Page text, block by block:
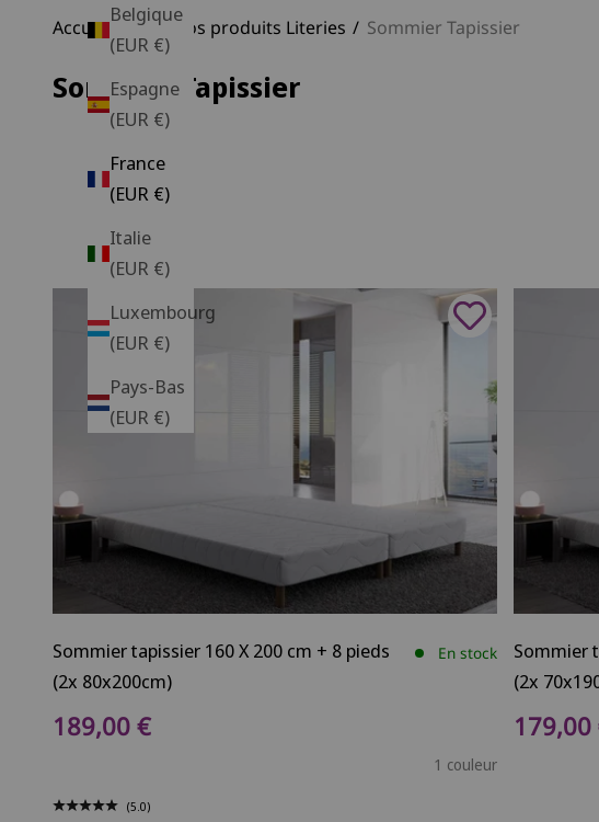
Belgique
(EUR €)
Espagne
(EUR €)
France
(EUR €)
Italie
(EUR €)
Luxembourg
(EUR €)
Pays-Bas
(EUR €)
Accueil Tous nos produits Literies Sommier Tapissier
Sommier Tapissier
Sommier tapissier 160 X 200 cm + 8 pieds
(2x 80x200cm)
En stock
Prix de vente
189,00 €
1 couleur
(5.0)
Sommier
(2x
Prix de
179,00